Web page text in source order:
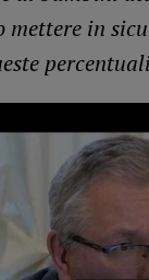
mettere in